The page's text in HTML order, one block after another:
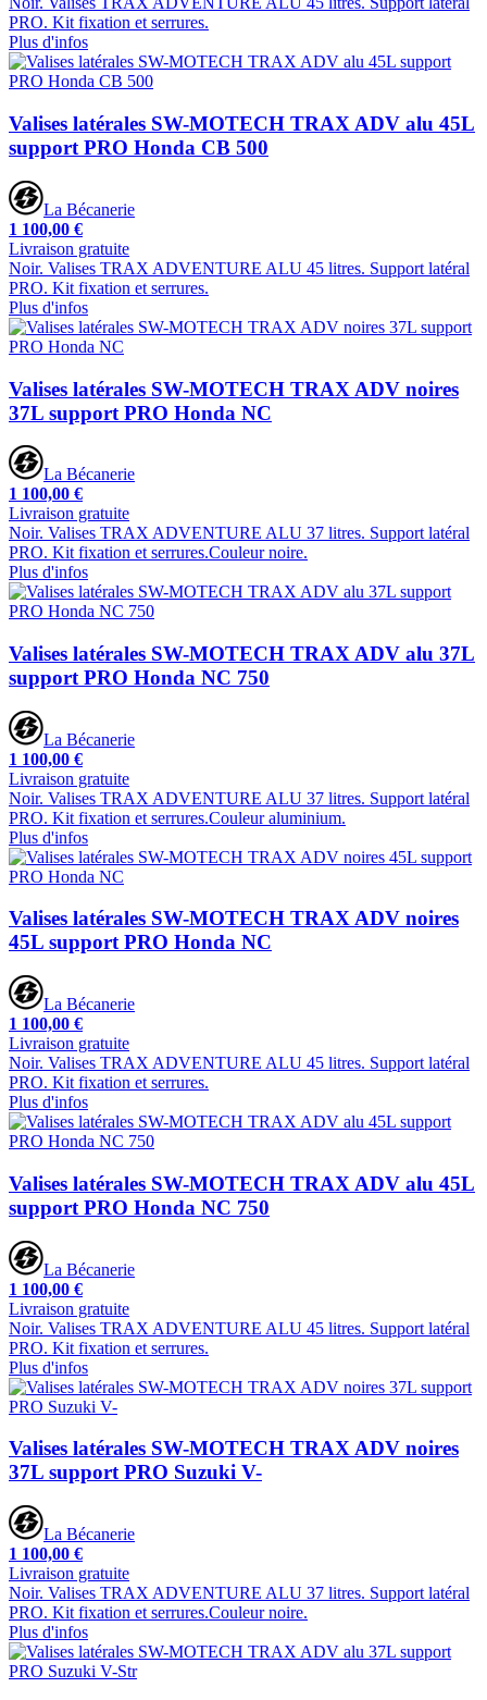
PRO. Kit fixation et serrures.
Plus d'infos
Valises latérales SW-MOTECH TRAX ADV alu 45L
support PRO Honda CB 500
La Bécanerie
1 100,00 €
Livraison gratuite
Noir. Valises TRAX ADVENTURE ALU 45 litres. Support latéral
PRO. Kit fixation et serrures.
Plus d'infos
Valises latérales SW-MOTECH TRAX ADV noires
37L support PRO Honda NC
La Bécanerie
1 100,00 €
Livraison gratuite
Noir. Valises TRAX ADVENTURE ALU 37 litres. Support latéral
PRO. Kit fixation et serrures.Couleur noire.
Plus d'infos
Valises latérales SW-MOTECH TRAX ADV alu 37L
support PRO Honda NC 750
La Bécanerie
1 100,00 €
Livraison gratuite
Noir. Valises TRAX ADVENTURE ALU 37 litres. Support latéral
PRO. Kit fixation et serrures.Couleur aluminium.
Plus d'infos
Valises latérales SW-MOTECH TRAX ADV noires
45L support PRO Honda NC
La Bécanerie
1 100,00 €
Livraison gratuite
Noir. Valises TRAX ADVENTURE ALU 45 litres. Support latéral
PRO. Kit fixation et serrures.
Plus d'infos
Valises latérales SW-MOTECH TRAX ADV alu 45L
support PRO Honda NC 750
La Bécanerie
1 100,00 €
Livraison gratuite
Noir. Valises TRAX ADVENTURE ALU 45 litres. Support latéral
PRO. Kit fixation et serrures.
Plus d'infos
Valises latérales SW-MOTECH TRAX ADV noires
37L support PRO Suzuki V-
La Bécanerie
1 100,00 €
Livraison gratuite
Noir. Valises TRAX ADVENTURE ALU 37 litres. Support latéral
PRO. Kit fixation et serrures.Couleur noire.
Plus d'infos